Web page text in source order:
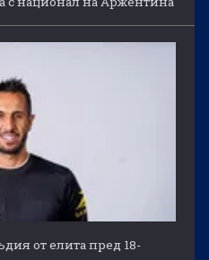
от елита пред 18-